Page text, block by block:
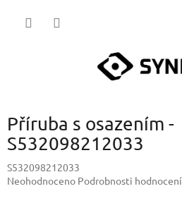
Příruba s osazením -
S532098212033
S532098212033
Průměrné
Neohodnoceno Podrobnosti hodnocení